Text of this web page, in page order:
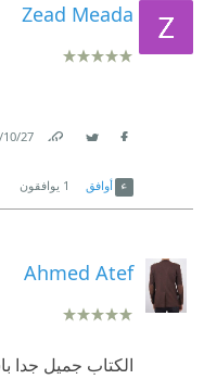
Zead Meada
27‏/10‏/2023
أوافق 1 يوافقون
Ahmed Atef
الكتاب جميل جدا